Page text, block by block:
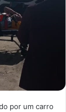
por um carro